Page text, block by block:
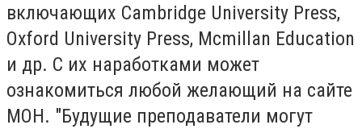
включающих Cambridge University Press,
Oxford University Press, Mcmillan Education
и др. С их наработками может
ознакомиться любой желающий на сайте
МОН. "Будущие преподаватели могут